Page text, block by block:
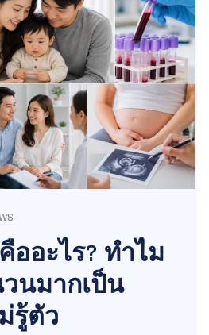
ออะไร? ทำไม
นมากเป็น
รู้ตัว